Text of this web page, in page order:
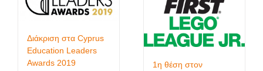
Διάκριση στα Cyprus
Education Leaders
Awards 2019
1η θέση στον